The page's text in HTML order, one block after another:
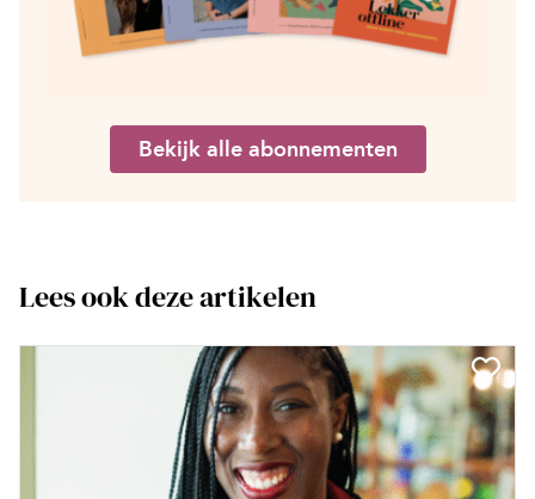
Bekijk alle abonnementen
Lees ook deze artikelen